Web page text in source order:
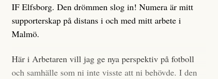
IF Elfsborg. Den drömmen slog in! Numera är mitt
supporterskap på distans i och med mitt arbete i
Malmö.
Här i Arbetaren vill jag ge nya perspektiv på fotboll
och samhälle som ni inte visste att ni behövde. I den